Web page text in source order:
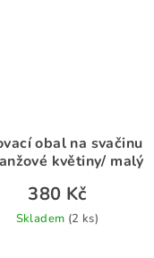
obal na svačinu
květiny/ malý
380 Kč
Skladem (2 ks)